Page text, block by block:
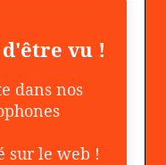
vu !
dans nos
sur le web !